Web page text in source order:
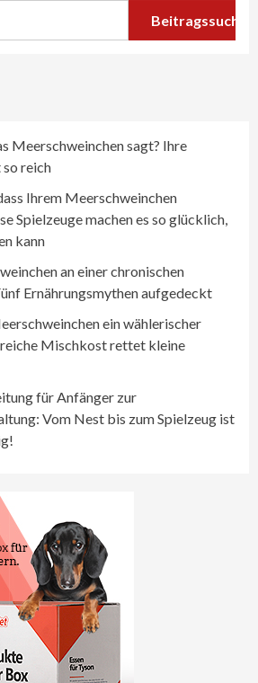
Beitragssuche
Meerschweinchen sagt? Ihre
so reich
Ihrem Meerschweinchen
Spielzeuge machen es so glücklich,
kann
an einer chronischen
Ernährungsmythen aufgedeckt
ein wählerischer
Mischkost rettet kleine
für Anfänger zur
Vom Nest bis zum Spielzeug ist